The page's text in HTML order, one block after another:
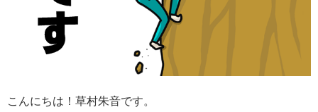
こんにちは！草村朱音です。